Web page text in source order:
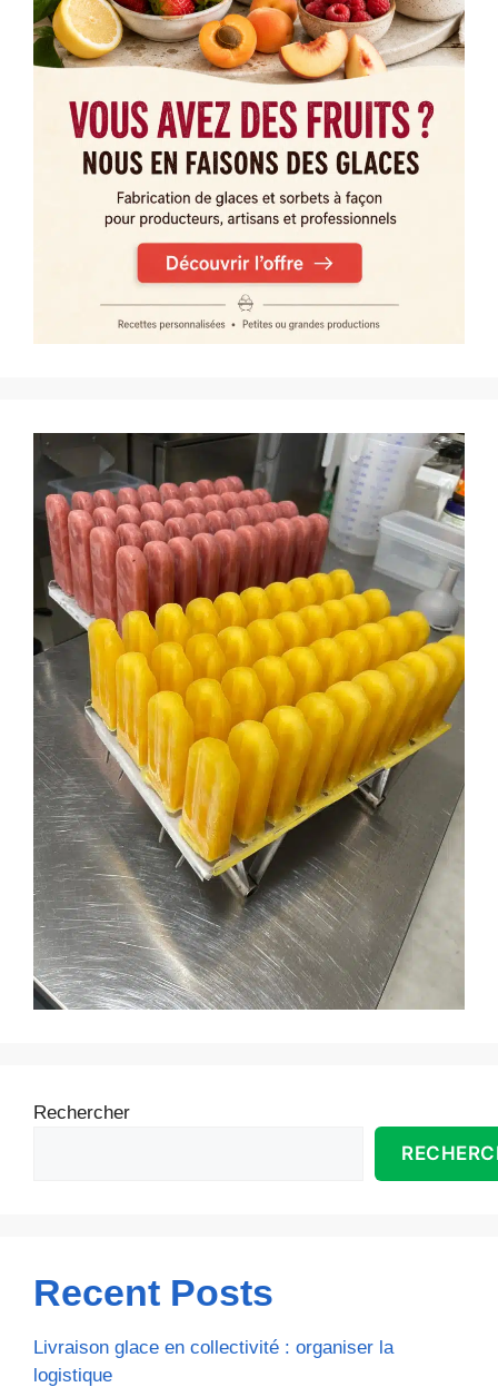
Rechercher
Recent Posts
Livraison glace en collectivité : organiser la
logistique